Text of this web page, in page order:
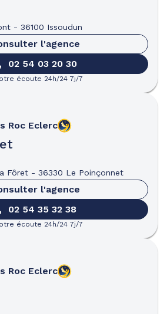
- 36100 Issoudun
l'agence
02 54 03 20 30
écoute 24h/24 7j/7
Roc Eclerc
Fôret - 36330 Le Poinçonnet
l'agence
02 54 35 32 38
écoute 24h/24 7j/7
Roc Eclerc